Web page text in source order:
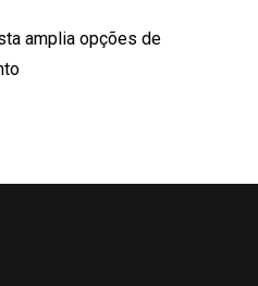
amplia opções de